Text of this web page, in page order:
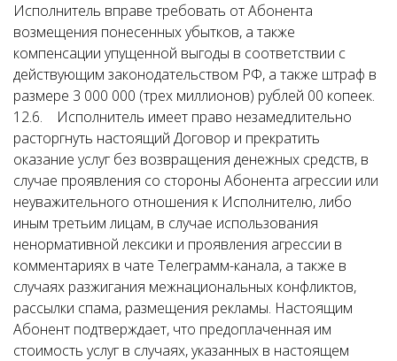
Исполнитель вправе требовать от Абонента
возмещения понесенных убытков, а также
компенсации упущенной выгоды в соответствии с
действующим законодательством РФ, а также штраф в
размере 3 000 000 (трех миллионов) рублей 00 копеек.
12.6. Исполнитель имеет право незамедлительно
расторгнуть настоящий Договор и прекратить
оказание услуг без возвращения денежных средств, в
случае проявления со стороны Абонента агрессии или
неуважительного отношения к Исполнителю, либо
иным третьим лицам, в случае использования
ненормативной лексики и проявления агрессии в
комментариях в чате Телеграмм-канала, а также в
случаях разжигания межнациональных конфликтов,
рассылки спама, размещения рекламы. Настоящим
Абонент подтверждает, что предоплаченная им
стоимость услуг в случаях, указанных в настоящем